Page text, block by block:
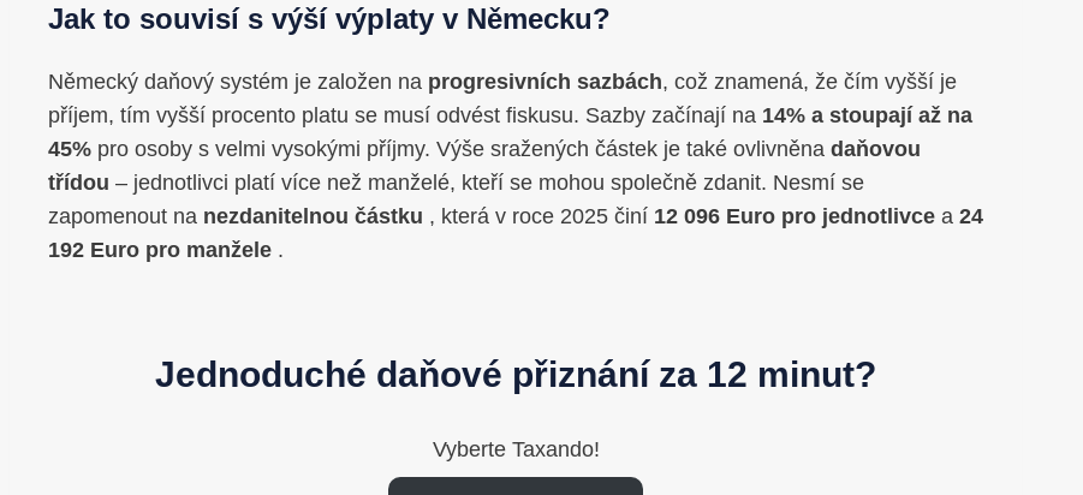
Jak to souvisí s výší výplaty v Německu?
Německý daňový systém je založen na progresivních sazbách, což znamená, že čím vyšší je
příjem, tím vyšší procento platu se musí odvést fiskusu. Sazby začínají na 14% a stoupají až na
45% pro osoby s velmi vysokými příjmy. Výše sražených částek je také ovlivněna daňovou
třídou – jednotlivci platí více než manželé, kteří se mohou společně zdanit. Nesmí se
zapomenout na nezdanitelnou částku , která v roce 2025 činí 12 096 Euro pro jednotlivce a 24
192 Euro pro manžele .
Jednoduché daňové přiznání za 12 minut?
Vyberte Taxando!